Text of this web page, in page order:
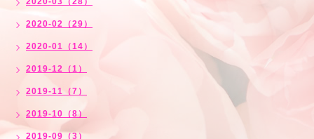
2020-02（29）
2020-01（14）
2019-12（1）
2019-11（7）
2019-10（8）
2019-09（3）